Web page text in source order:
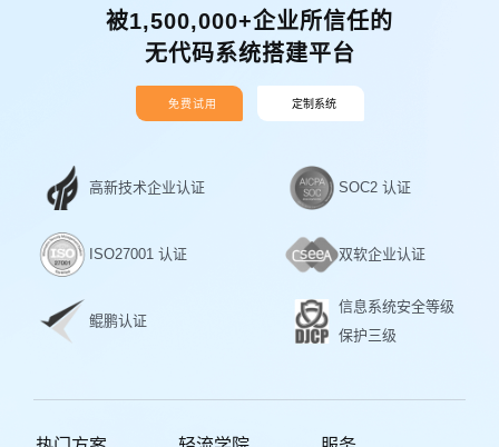
被1,500,000+企业所信任的
无代码系统搭建平台
免费试用 定制系统
高新技术企业认证 SOC2 认证
ISO27001 认证 双软企业认证
鲲鹏认证
信息系统安全等级
保护三级